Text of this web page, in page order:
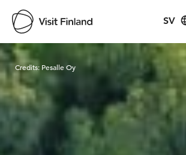
SV
Visit Finland
Credits: Pesalle Oy